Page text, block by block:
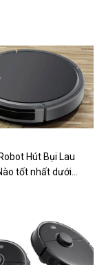
Hút Bụi Lau
tốt nhất dưới…